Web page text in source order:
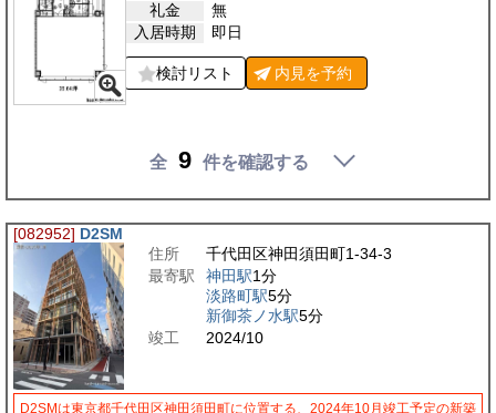
礼金
無
入居時期
即日
検討リスト 内見を予約
全 9 件を確認する
[082952] D2SM
住所
千代田区神田須田町1-34-3
最寄駅
神田駅1分
淡路町駅5分
新御茶ノ水駅5分
竣工
2024/10
D2SMは東京都千代田区神田須田町に位置する、2024年10月竣工予定の新築